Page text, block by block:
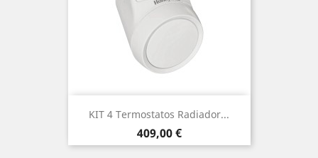
KIT 4 Termostatos Radiador...
Precio
409,00 €